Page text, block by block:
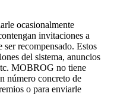
ocasionalmente
invitaciones a
recompensado. Estos
del sistema, anuncios
MOBROG no tiene
número concreto de
o para enviarle